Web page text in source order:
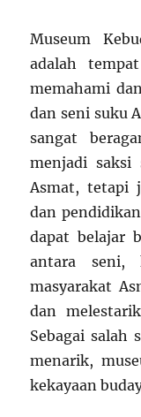
Museum
adalah
memahami
dan seni suku
sangat
menjadi saksi
Asmat, tetapi
dan
dapat belajar
antara seni,
masyarakat
dan
Sebagai salah
menarik,
kekayaan